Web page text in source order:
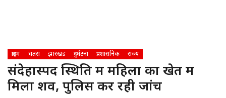
क्राइम चतरा झारखंड दुर्घटना प्रशासनिक राज्य
संदेहास्पद स्थिति में महिला का खेत में
मिला शव, पुलिस कर रही जांच